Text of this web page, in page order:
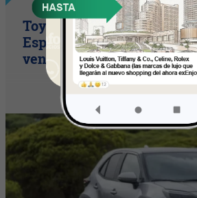
Toyota consolida su
España en julio tras hacer
ventas un 10% en 2026